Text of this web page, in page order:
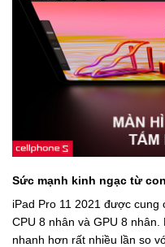
Sức mạnh kinh ngạc từ
iPad Pro 11 2021 được
CPU 8 nhân và GPU 8
nhanh hơn rất nhiều lần so